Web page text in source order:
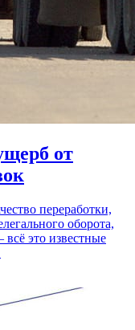
от
переработки,
оборота,
это известные